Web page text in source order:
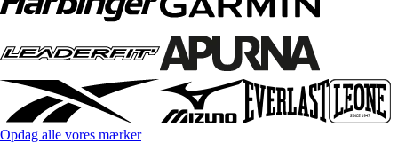
Opdag alle vores mærker